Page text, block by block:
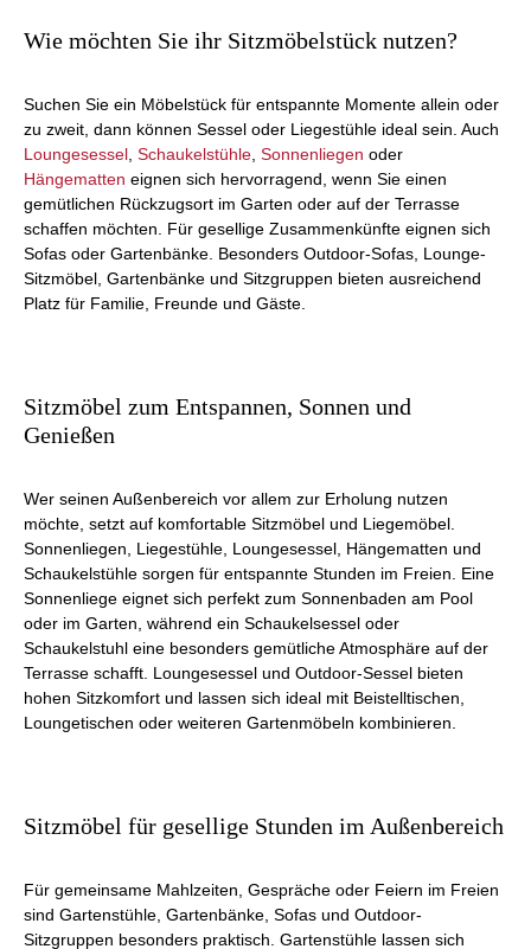
Wie möchten Sie ihr Sitzmöbelstück nutzen?
Suchen Sie ein Möbelstück für entspannte Momente allein oder
zu zweit, dann können Sessel oder Liegestühle ideal sein. Auch
Loungesessel Schaukelstühle Sonnenliegen oder
Hängematten eignen sich hervorragend, wenn Sie einen
gemütlichen Rückzugsort im Garten oder auf der Terrasse
schaffen möchten. Für gesellige Zusammenkünfte eignen sich
Sofas oder Gartenbänke. Besonders Outdoor-Sofas, Lounge-
Sitzmöbel, Gartenbänke und Sitzgruppen bieten ausreichend
Platz für Familie, Freunde und Gäste.
Sitzmöbel zum Entspannen, Sonnen und
Genießen
Wer seinen Außenbereich vor allem zur Erholung nutzen
möchte, setzt auf komfortable Sitzmöbel und Liegemöbel.
Sonnenliegen, Liegestühle, Loungesessel, Hängematten und
Schaukelstühle sorgen für entspannte Stunden im Freien. Eine
Sonnenliege eignet sich perfekt zum Sonnenbaden am Pool
oder im Garten, während ein Schaukelsessel oder
Schaukelstuhl eine besonders gemütliche Atmosphäre auf der
Terrasse schafft. Loungesessel und Outdoor-Sessel bieten
hohen Sitzkomfort und lassen sich ideal mit Beistelltischen,
Loungetischen oder weiteren Gartenmöbeln kombinieren.
Sitzmöbel für gesellige Stunden im Außenbereich
Für gemeinsame Mahlzeiten, Gespräche oder Feiern im Freien
sind Gartenstühle, Gartenbänke, Sofas und Outdoor-
Sitzgruppen besonders praktisch. Gartenstühle lassen sich